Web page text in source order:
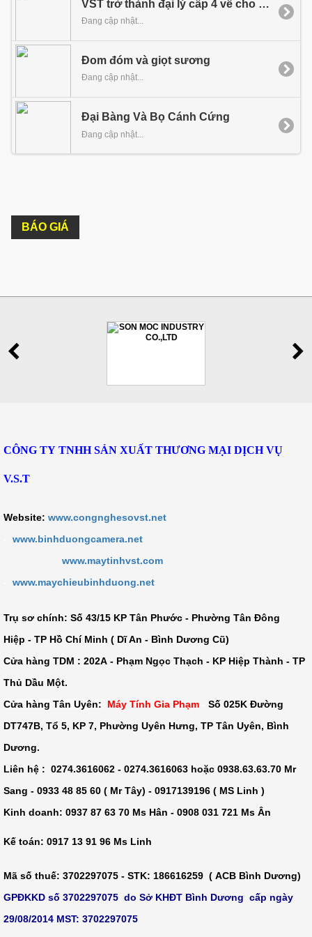
VST trở thành đại lý cấp 4 về cho thuê tên miền của PA Việt Nam tại Bình Dương
Đang cập nhật...
Đom đóm và giọt sương
Đang cập nhật...
Đại Bàng Và Bọ Cánh Cứng
Đang cập nhật...
BÁO GIÁ
CÔNG TY TNHH SẢN XUẤT THƯƠNG MẠI DỊCH VỤ
V.S.T
Website: www.congnghesovst.net
www.binhduongcamera.net
www.maytinhvst.com
www.maychieubinhduong.net
Trụ sơ chính: Số 43/15 KP Tân Phước - Phường Tân Đông
Hiệp - TP Hồ Chí Minh ( Dĩ An - Bình Dương Cũ)
Cửa hàng TDM : 202A - Phạm Ngọc Thạch - KP Hiệp Thành - TP
Thủ Dầu Một.
Cửa hàng Tân Uyên:
Máy Tính Gia Phạm
Số 025K Đường
DT747B, Tổ 5, KP 7, Phường Uyên Hưng, TP Tân Uyên, Bình
Dương.
Liên hệ : 0274.3616062 - 0274.3616063 hoặc 0938.63.63.70 Mr
Sang - 0933 48 85 60 ( Mr Tây) - 0917139196 ( MS Linh )
Kinh doanh: 0937 87 63 70 Ms Hân - 0908 031 721 Ms Ân
Kế toán: 0917 13 91 96 Ms Linh
Mã số thuế: 3702297075 - STK: 186616259 ( ACB Bình Dương)
GPĐKKD số 3702297075 do Sở KHĐT Bình Dương cấp ngày
29/08/2014 MST: 3702297075